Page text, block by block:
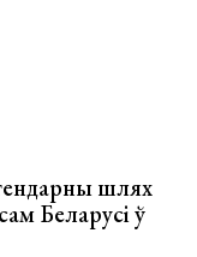
шлях
Беларусі ў